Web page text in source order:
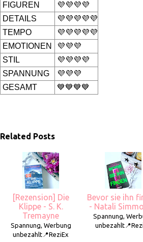
FIGUREN
💜💜💜💜
DETAILS
💜💜💜💜💜
TEMPO
💜💜💜💜💜
EMOTIONEN
💜💜💜
STIL
💜💜💜💜
SPANNUNG
💜💜💜
GESAMT
💙💙💙💙
Related Posts
[Rezension] Die
Klippe - S. K.
Tremayne
Spannung, Werbung
unbezahlt📍ReziEx
Bevor sie ihn
- Natali
Spannung,